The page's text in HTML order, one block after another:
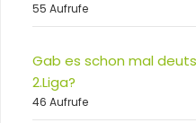
55 Aufrufe
Gab es schon mal
2.Liga?
46 Aufrufe